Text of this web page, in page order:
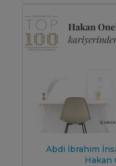
Abdi İbrahim
Hakan